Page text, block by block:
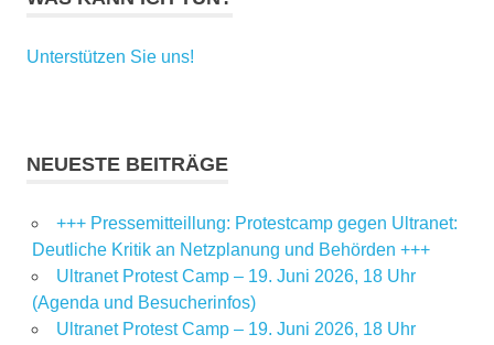
Unterstützen Sie uns!
NEUESTE BEITRÄGE
+++ Pressemitteillung: Protestcamp gegen Ultranet:
Deutliche Kritik an Netzplanung und Behörden +++
Ultranet Protest Camp – 19. Juni 2026, 18 Uhr
(Agenda und Besucherinfos)
Ultranet Protest Camp – 19. Juni 2026, 18 Uhr